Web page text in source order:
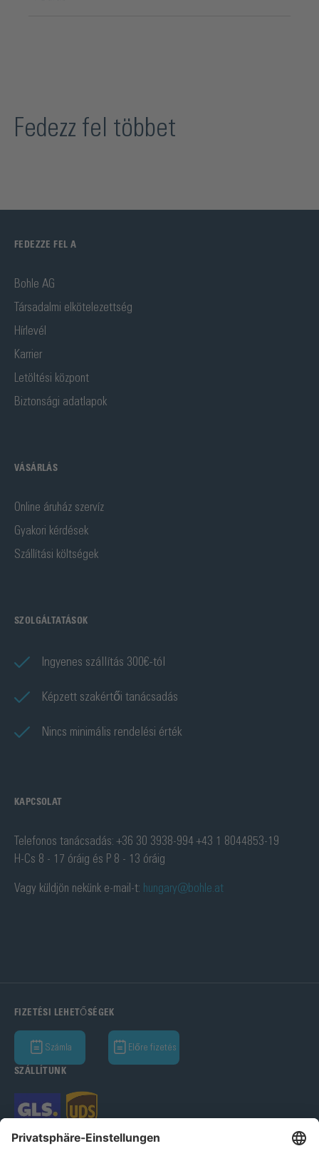
Fedezz fel többet
FEDEZZE FEL A
Bohle AG
Társadalmi elkötelezettség
Hírlevél
Karrier
Letöltési központ
Biztonsági adatlapok
VÁSÁRLÁS
Online áruház szervíz
Gyakori kérdések
Szállítási költségek
SZOLGÁLTATÁSOK
Ingyenes szállítás 300€-tól
Képzett szakértői tanácsadás
Nincs minimális rendelési érték
KAPCSOLAT
Telefonos tanácsadás: +36 30 3938-994 +43 1 8044853-19
H-Cs 8 - 17 óráig és P 8 - 13 óráig
Vagy küldjön nekünk e-mail-t: hungary@bohle.at
FIZETÉSI LEHETŐSÉGEK
Számla Előre fizetés
SZÁLLÍTUNK